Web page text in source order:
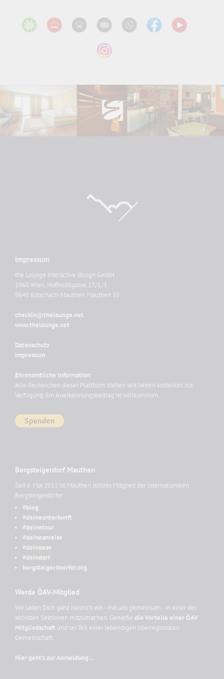
Impressum
the Lounge interactive design GmbH
1060 Wien, Hofmühlgasse 17/1/3
9640 Kötschach-Mauthen, Mauthen 33
checkin@thelounge.net
www.thelounge.net
Datenschutz
Impressum
Ehrenamtliche Information
Alle Recherchen dieser Plattform stehen seit Jahren kostenlos zur
Verfügung. Ein Anerkennungsbeitrag ist willkommen.
Bergsteigerdorf Mauthen
Seit 6. Mai 2011 ist Mauthen stolzes Mitglied der internationalen
Bergsteigerdörfer
#blog
#deineunterkunft
#deinetour
#deineanreise
#deinoeav
#deindorf
bergsteigerdoerfer.org
Werde ÖAV-Mitglied
Wir laden Dich ganz herzlich ein - mit uns gemeinsam - in einer der
aktivsten Sektionen mitzumachen. Genieße die Vorteile einer ÖAV
Mitgliedschaft und sei Teil einer lebendigen überregionalen
Gemeinschaft.
Hier geht's zur Anmeldung ...